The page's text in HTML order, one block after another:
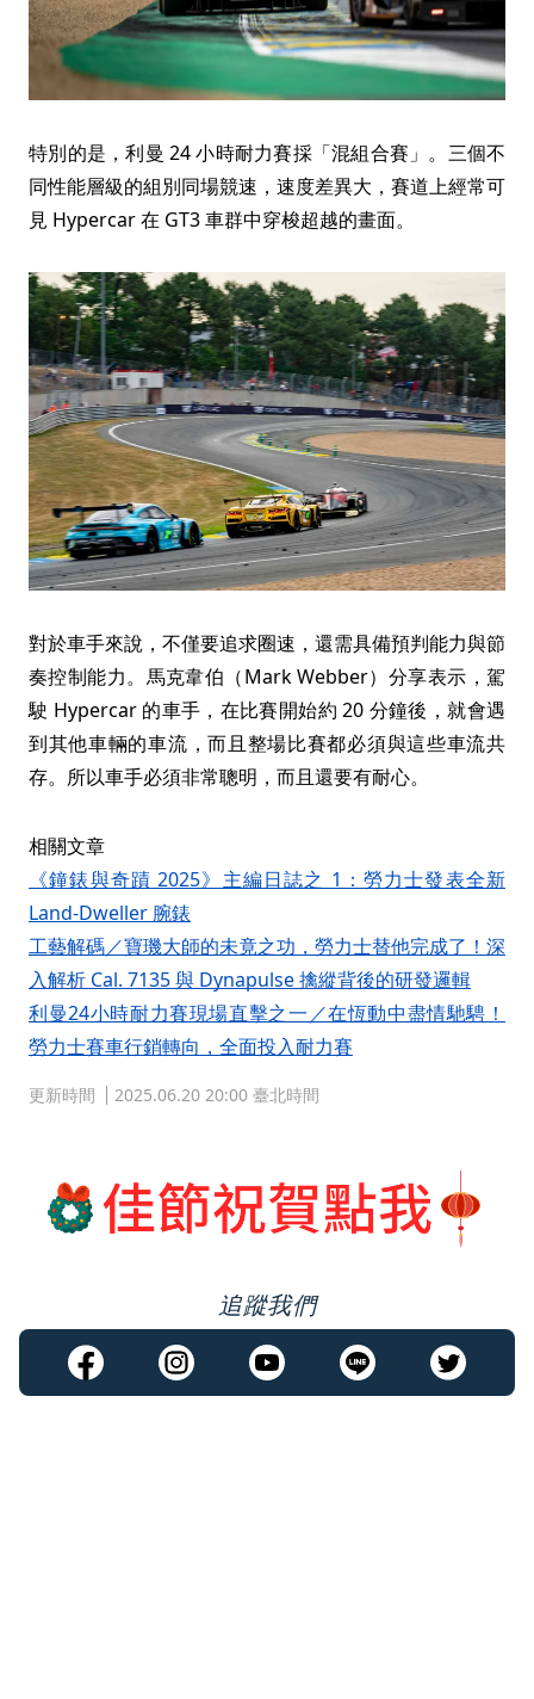
特別的是，利曼 24 小時耐力賽採「混組合賽」。三個不
同性能層級的組別同場競速，速度差異大，賽道上經常可
見 Hypercar 在 GT3 車群中穿梭超越的畫面。
對於車手來說，不僅要追求圈速，還需具備預判能力與節
奏控制能力。馬克韋伯（Mark Webber）分享表示，駕
駛 Hypercar 的車手，在比賽開始約 20 分鐘後，就會遇
到其他車輛的車流，而且整場比賽都必須與這些車流共
存。所以車手必須非常聰明，而且還要有耐心。
相關文章
《鐘錶與奇蹟 2025》主編日誌之 1：勞力士發表全新
Land-Dweller 腕錶
工藝解碼／寶璣大師的未竟之功，勞力士替他完成了！深
入解析 Cal. 7135 與 Dynapulse 擒縱背後的研發邏輯
利曼24小時耐力賽現場直擊之一／在恆動中盡情馳騁！
勞力士賽車行銷轉向，全面投入耐力賽
更新時間 2025.06.20 20:00 臺北時間
追蹤我們